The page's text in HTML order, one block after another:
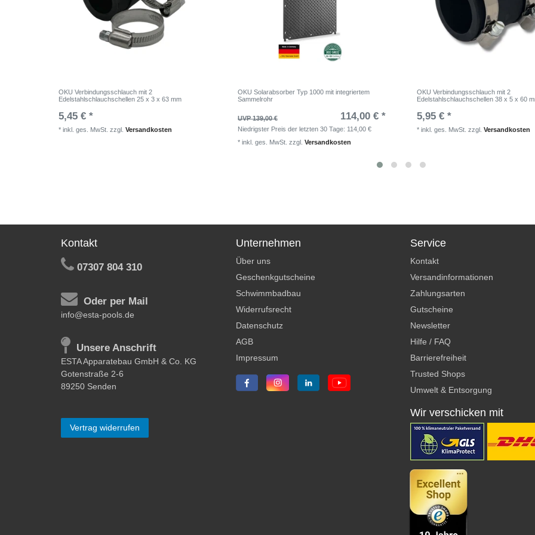
OKU Verbindungsschlauch mit 2
Edelstahlschlauchschellen 25 x 3 x 63 mm
5,45 € *
*inkl. ges. MwSt. zzgl.Versandkosten
OKU Solarabsorber Typ 1000 mit integriertem
Sammelrohr
UVP 139,00 € 114,00 € *
Niedrigster Preis der letzten 30 Tage: 114,00 €
*inkl. ges. MwSt. zzgl.Versandkosten
OKU Verbindungsschlauch mit 2
Edelstahlschlauchschellen 38 x 5 x 60
5,95 € *
*inkl. ges. MwSt. zzgl.Versandkosten
Kontakt
07307 804 310
Oder per Mail
info@esta-pools.de
Unsere Anschrift
ESTA Apparatebau GmbH & Co. KG
Gotenstraße 2-6
89250 Senden
Vertrag widerrufen
Unternehmen
Über uns
Geschenkgutscheine
Schwimmbadbau
Widerrufsrecht
Datenschutz
AGB
Impressum
Service
Kontakt
Versandinformationen
Zahlungsarten
Gutscheine
Newsletter
Hilfe / FAQ
Barrierefreiheit
Trusted Shops
Umwelt & Entsorgung
Wir verschicken mit